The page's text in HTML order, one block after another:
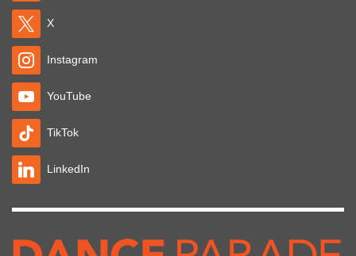
X
Instagram
YouTube
TikTok
LinkedIn